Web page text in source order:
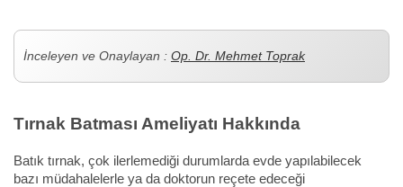
İnceleyen ve Onaylayan : Op. Dr. Mehmet Toprak
Tırnak Batması Ameliyatı Hakkında
Batık tırnak, çok ilerlemediği durumlarda evde yapılabilecek
bazı müdahalelerle ya da doktorun reçete edeceği